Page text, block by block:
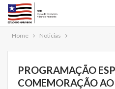
Home Noticias
PROGRAMAÇÃO
COMEMORAÇÃO